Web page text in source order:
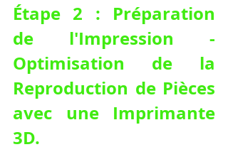
Étape 2 : Préparation
de l'Impression -
Optimisation de la
Reproduction de Pièces
avec une Imprimante
3D.